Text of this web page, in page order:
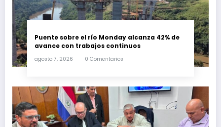
Puente sobre el río Monday alcanza 42% de
avance con trabajos continuos
agosto 7, 2026 0 Comentarios